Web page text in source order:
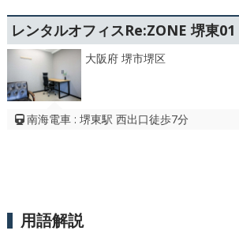
レンタルオフィスRe:ZONE 堺東01
大阪府 堺市堺区
南海電車 : 堺東駅 西出口徒歩7分
用語解説